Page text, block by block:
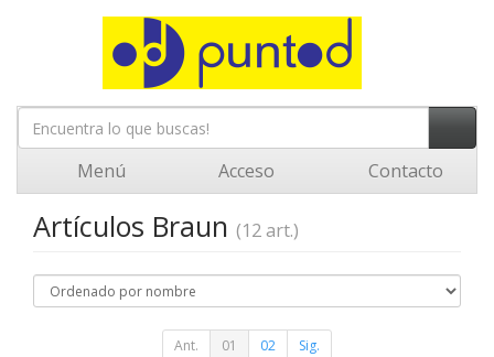
Menú Acceso Contacto
Artículos Braun (12 art.)
Ant. 01 02 Sig.